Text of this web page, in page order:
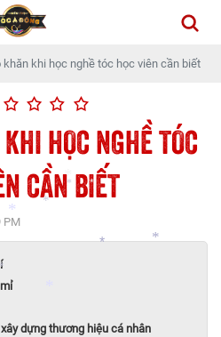
*
* *
khăn khi học nghề tóc học viên cần biết
HỌC NGHỀ TÓC
CẦN BIẾT
PM
dựng thương hiệu cá nhân